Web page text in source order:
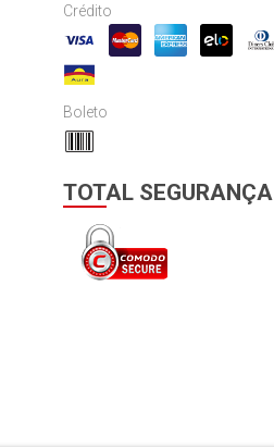
Crédito
Boleto
TOTAL SEGURANÇA